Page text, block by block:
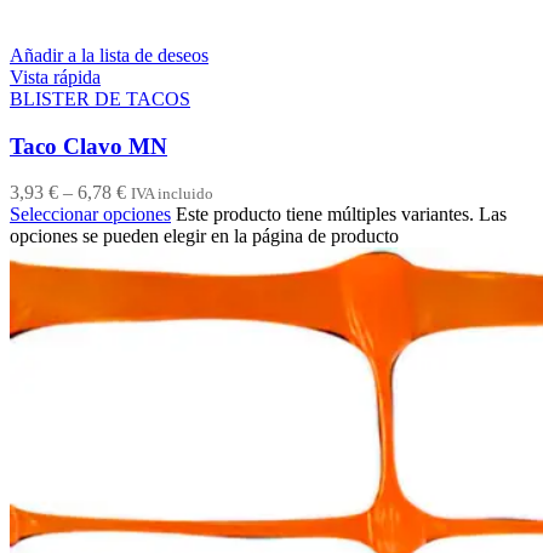
Añadir a la lista de deseos
Vista rápida
BLISTER DE TACOS
Taco Clavo MN
3,93 € – 6,78 € IVA incluido
Seleccionar opciones Este producto tiene múltiples variantes. Las
opciones se pueden elegir en la página de producto